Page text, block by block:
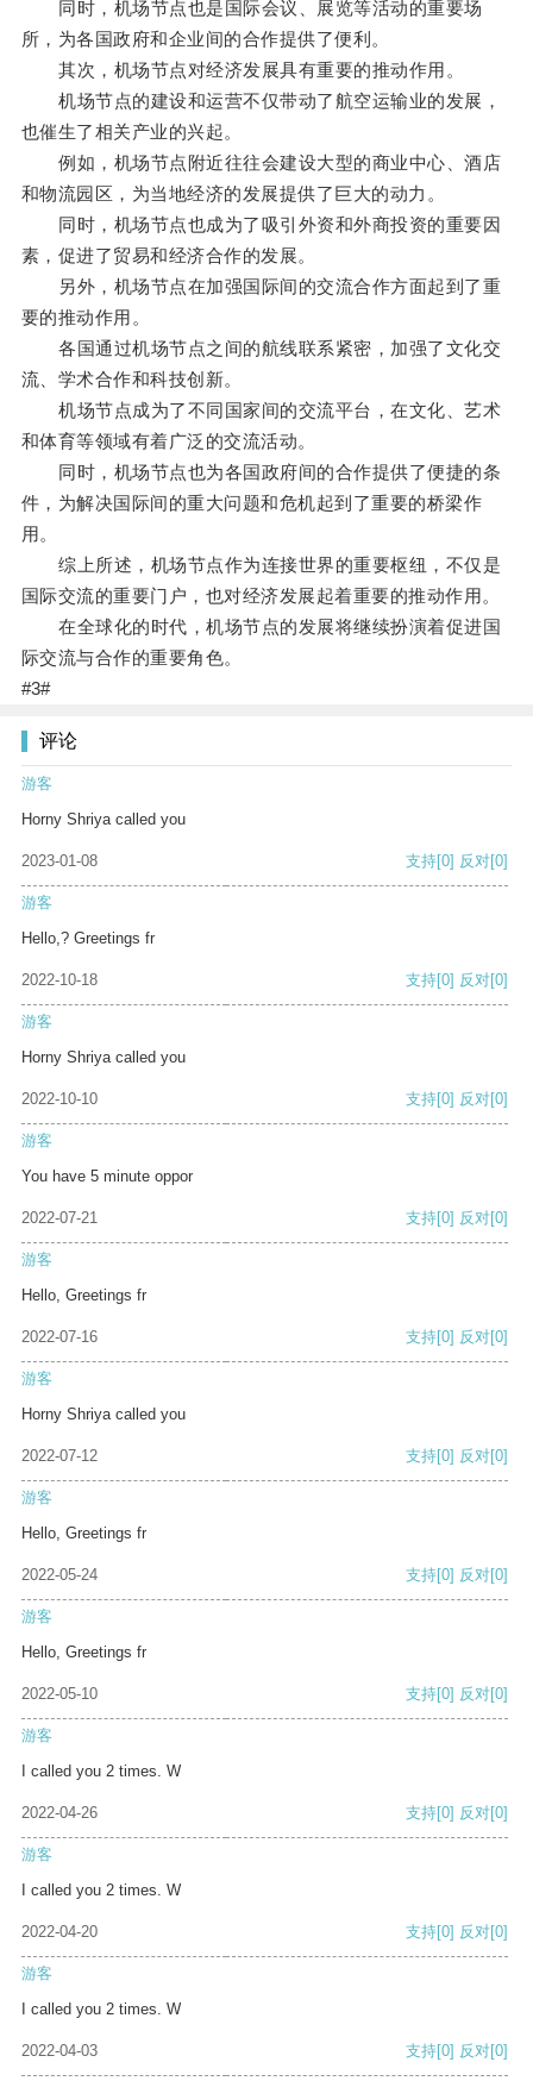
同时，机场节点也是国际会议、展览等活动的重要场
所，为各国政府和企业间的合作提供了便利。
其次，机场节点对经济发展具有重要的推动作用。
机场节点的建设和运营不仅带动了航空运输业的发展，
也催生了相关产业的兴起。
例如，机场节点附近往往会建设大型的商业中心、酒店
和物流园区，为当地经济的发展提供了巨大的动力。
同时，机场节点也成为了吸引外资和外商投资的重要因
素，促进了贸易和经济合作的发展。
另外，机场节点在加强国际间的交流合作方面起到了重
要的推动作用。
各国通过机场节点之间的航线联系紧密，加强了文化交
流、学术合作和科技创新。
机场节点成为了不同国家间的交流平台，在文化、艺术
和体育等领域有着广泛的交流活动。
同时，机场节点也为各国政府间的合作提供了便捷的条
件，为解决国际间的重大问题和危机起到了重要的桥梁作
用。
综上所述，机场节点作为连接世界的重要枢纽，不仅是
国际交流的重要门户，也对经济发展起着重要的推动作用。
在全球化的时代，机场节点的发展将继续扮演着促进国
际交流与合作的重要角色。
#3#
评论
游客
Horny Shriya called you
2023-01-08 支持[0] 反对[0]
游客
Hello,? Greetings fr
2022-10-18 支持[0] 反对[0]
游客
Horny Shriya called you
2022-10-10 支持[0] 反对[0]
游客
You have 5 minute oppor
2022-07-21 支持[0] 反对[0]
游客
Hello, Greetings fr
2022-07-16 支持[0] 反对[0]
游客
Horny Shriya called you
2022-07-12 支持[0] 反对[0]
游客
Hello, Greetings fr
2022-05-24 支持[0] 反对[0]
游客
Hello, Greetings fr
2022-05-10 支持[0] 反对[0]
游客
I called you 2 times. W
2022-04-26 支持[0] 反对[0]
游客
I called you 2 times. W
2022-04-20 支持[0] 反对[0]
游客
I called you 2 times. W
2022-04-03 支持[0] 反对[0]